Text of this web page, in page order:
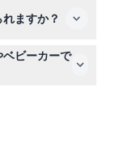
ますか？
上の動物を
、91メートル
観察できま
ビーカーで